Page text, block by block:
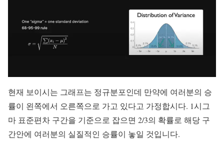
현재 보이시는 그래프는 정규분포인데 만약에 여러분의 승
률이 왼쪽에서 오른쪽으로 가고 있다고 가정합시다. 1시그
마 표준편차 구간을 기준으로 잡으면 2/3의 확률로 해당 구
간안에 여러분의 실질적인 승률이 놓일 것입니다.